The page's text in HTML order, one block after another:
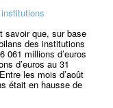
savoir que, sur base
des institutions
061 millions d’euros
d’euros au 31
les mois d’août
était en hausse de